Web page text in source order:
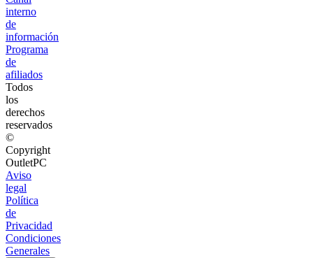
interno
de
información
Programa
de
afiliados
Todos
los
derechos
reservados
©
Copyright
OutletPC
Aviso
legal
Política
de
Privacidad
Condiciones
Generales